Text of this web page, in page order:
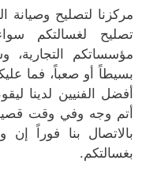
مركزنا لتصليح
تصليح لغسالتكم
مؤسساتكم التجارية،
بسيطاً أو صعباً، فما
أفضل الفنيين لدينا
أتم وجه وفي وقت
بالاتصال بنا فوراً إن
بغسالتكم.